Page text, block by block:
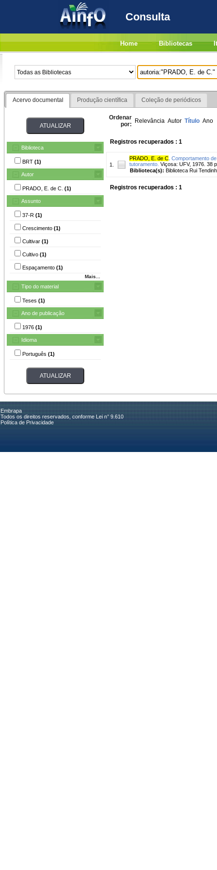
Consulta
Home Bibliotecas
Acervo documental Produção científica Coleção de periódicos
Biblioteca
BRT (1)
Autor
PRADO, E. de C. (1)
Assunto
37-R (1)
Crescimento (1)
Cultivar (1)
Cultivo (1)
Espaçamento (1)
Mais...
Tipo do material
Teses (1)
Ano de publicação
1976 (1)
Idioma
Português (1)
Ordenar
por: Relevância Autor Título Ano
Registros recuperados : 1
1.
PRADO, E. de C Comportamento
tutoramento. Viçosa: UFV, 1976. 38
Biblioteca(s): Biblioteca Rui
Registros recuperados : 1
Embrapa
Todos os direitos reservados, conforme Lei n° 9.610
Política de Privacidade